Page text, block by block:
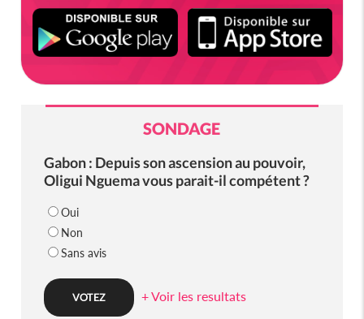
SONDAGE
Gabon : Depuis son ascension au pouvoir,
Oligui Nguema vous parait-il compétent ?
Oui
Non
Sans avis
+ Voir les resultats